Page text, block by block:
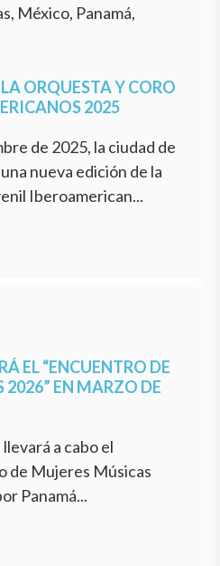
México, Panamá,
ORQUESTA Y CORO
2025
de 2025, la ciudad de
nueva edición de la
Iberoamerican...
EL “ENCUENTRO DE
2026” EN MARZO DE
a cabo el
de Mujeres Músicas
Panamá...